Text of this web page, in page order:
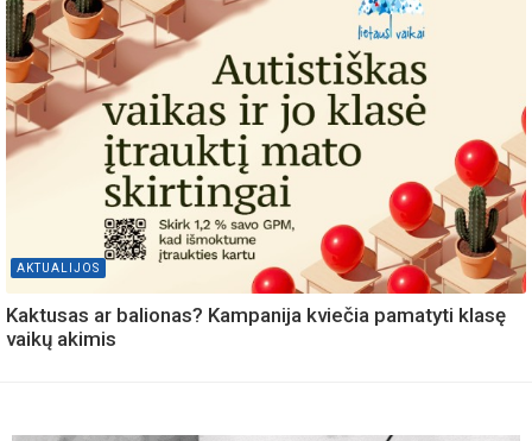
AKTUALIJOS
Kaktusas ar balionas? Kampanija kviečia pamatyti klasę
vaikų akimis